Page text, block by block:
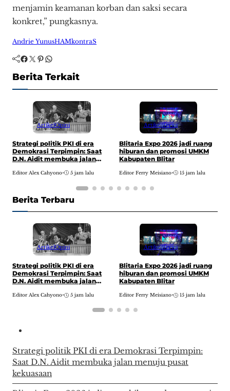
menjamin keamanan korban dan saksi secara
konkret,” pungkasnya.
Andrie YunusHAMkontraS
Facebook Twitter Pinterest WhatsApp
Berita Terkait
ArtikelOpini
Strategi politik PKI di era
Demokrasi Terpimpin: Saat
D.N. Aidit membuka jalan
Editor Alex Cahyono• 5 jam lalu
ArtikelBerita
Blitaria Expo 2026 jadi ruang
hiburan dan promosi UMKM
Kabupaten Blitar
Editor Ferry Meisiano• 15 jam lalu
Berita Terbaru
ArtikelOpini
Strategi politik PKI di era
Demokrasi Terpimpin: Saat
D.N. Aidit membuka jalan
Editor Alex Cahyono• 5 jam lalu
ArtikelBerita
Blitaria Expo 2026 jadi ruang
hiburan dan promosi UMKM
Kabupaten Blitar
Editor Ferry Meisiano• 15 jam lalu
Strategi politik PKI di era Demokrasi Terpimpin:
Saat D.N. Aidit membuka jalan menuju pusat
kekuasaan